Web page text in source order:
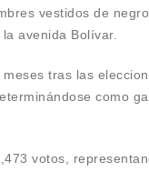
vestidos de
avenida Bolívar.
tras las
como
votos,